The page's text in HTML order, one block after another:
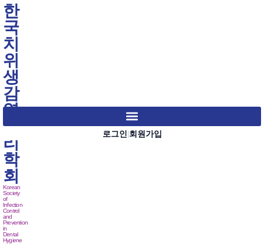
한
국
치
위
생
감
염
관
리
학
회
Korean
Society
of
Infection
Control
and
Prevention
in
Dental
Hygiene
로그인 회원가입